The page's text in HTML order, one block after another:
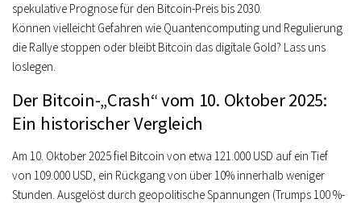
spekulative Prognose für den Bitcoin-Preis bis 2030.
Können vielleicht Gefahren wie Quantencomputing und Regulierung
die Rallye stoppen oder bleibt Bitcoin das digitale Gold? Lass uns
loslegen.
Der Bitcoin-„Crash“ vom 10. Oktober 2025:
Ein historischer Vergleich
Am 10. Oktober 2025 fiel Bitcoin von etwa 121.000 USD auf ein Tief
von 109.000 USD, ein Rückgang von über 10% innerhalb weniger
Stunden. Ausgelöst durch geopolitische Spannungen (Trumps 100 %-